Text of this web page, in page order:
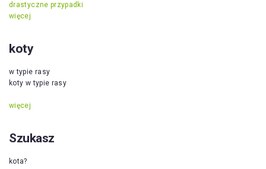
drastyczne przypadki
więcej
koty
w typie rasy
koty w typie rasy
więcej
Szukasz
kota?